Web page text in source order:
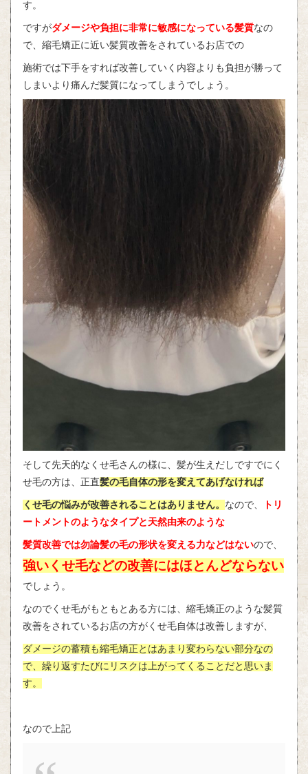
す。
ですがダメージや負担に非常に敏感になっている髪質なの
で、縮毛矯正に近い髪質改善をされているお店での
施術では下手をすれば改善していく内容よりも負担が勝って
しまいより痛んだ髪質になってしまうでしょう。
そして先天的なくせ毛さんの様に、髪が生えだしですでにく
せ毛の方は、正直髪の毛自体の形を変えてあげなければ
くせ毛の悩みが改善されることはありません。 なので、
トリ
ートメントのようなタイプと天然由来のような
髪質改善では勿論髪の毛の形状を変える力などはないので、
強いくせ毛などの改善にはほとんどならない
でしょう。
なのでくせ毛がもともとある方には、縮毛矯正のような髪質
改善をされているお店の方がくせ毛自体は改善しますが、
ダメージの蓄積も縮毛矯正とはあまり変わらない部分なの
で、繰り返すたびにリスクは上がってくることだと思いま
す。
なので上記